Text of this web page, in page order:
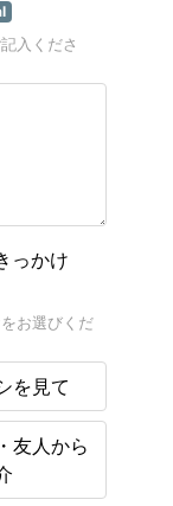
入くださ
っかけ
お選びくだ
を見て
友人から